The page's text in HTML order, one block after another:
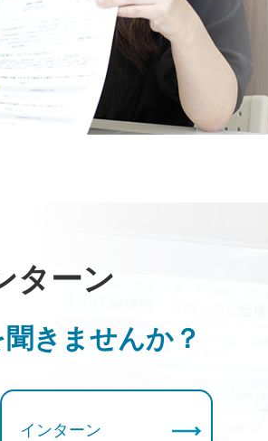
ターン
きませんか？
インターン